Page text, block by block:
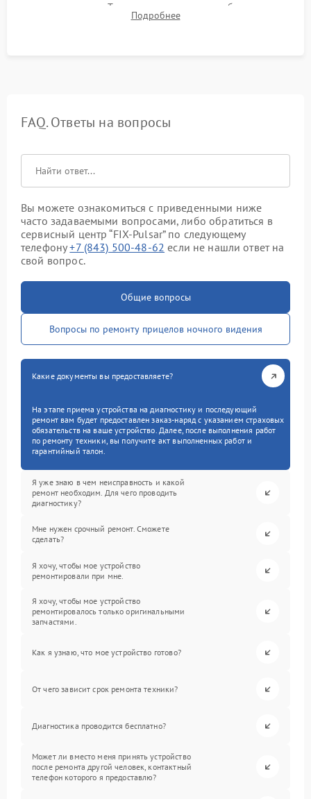
ударном стенде. Тестирование качества изображения в
темноте, дальности обнаружения и корректной работы всех
Подробнее
FAQ. Ответы на вопросы
Вы можете ознакомиться с приведенными ниже
часто задаваемыми вопросами, либо обратиться в
сервисный центр “FIX-Pulsar” по следующему
телефону+7 (843) 500-48-62 если не нашли ответ на
свой вопрос.
Общие вопросы
Вопросы по ремонту прицелов ночного видения
Какие документы вы предоставляете?
На этапе приема устройства на диагностику и последующий
ремонт вам будет предоставлен заказ-наряд с указанием страховых
обязательств на ваше устройство. Далее, после выполнения работ
по ремонту техники, вы получите акт выполненных работ и
гарантийный талон.
Я уже знаю в чем неисправность и какой
ремонт необходим. Для чего проводить
диагностику?
Мне нужен срочный ремонт. Сможете
сделать?
Я хочу, чтобы мое устройство
ремонтировали при мне.
Я хочу, чтобы мое устройство
ремонтировалось только оригинальными
запчастями.
Как я узнаю, что мое устройство готово?
От чего зависит срок ремонта техники?
Диагностика проводится бесплатно?
Может ли вместо меня принять устройство
после ремонта другой человек, контактный
телефон которого я предоставлю?